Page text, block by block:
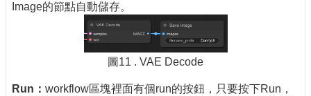
Image的節點自動儲存。
圖11 . VAE Decode
Run ： workflow區塊裡面有個run的按鈕，只要按下Run，